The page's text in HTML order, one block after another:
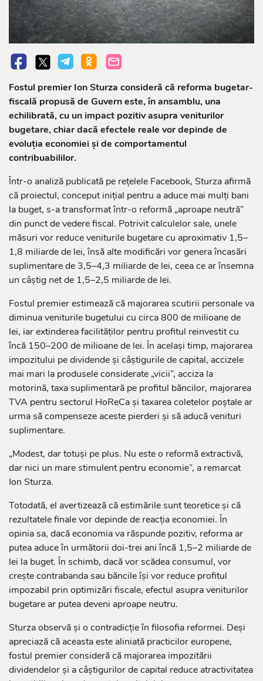
Fostul premier Ion Sturza consideră că reforma bugetar-
fiscală propusă de Guvern este, în ansamblu, una
echilibrată, cu un impact pozitiv asupra veniturilor
bugetare, chiar dacă efectele reale vor depinde de
evoluția economiei și de comportamentul
contribuabililor.
Într-o analiză publicată pe rețelele Facebook, Sturza afirmă
că proiectul, conceput inițial pentru a aduce mai mulți bani
la buget, s-a transformat într-o reformă „aproape neutră”
din punct de vedere fiscal. Potrivit calculelor sale, unele
măsuri vor reduce veniturile bugetare cu aproximativ 1,5–
1,8 miliarde de lei, însă alte modificări vor genera încasări
suplimentare de 3,5–4,3 miliarde de lei, ceea ce ar însemna
un câștig net de 1,5–2,5 miliarde de lei.
Fostul premier estimează că majorarea scutirii personale va
diminua veniturile bugetului cu circa 800 de milioane de
lei, iar extinderea facilităților pentru profitul reinvestit cu
încă 150–200 de milioane de lei. În același timp, majorarea
impozitului pe dividende și câștigurile de capital, accizele
mai mari la produsele considerate „vicii”, acciza la
motorină, taxa suplimentară pe profitul băncilor, majorarea
TVA pentru sectorul HoReCa și taxarea coletelor poștale ar
urma să compenseze aceste pierderi și să aducă venituri
suplimentare.
„Modest, dar totuși pe plus. Nu este o reformă extractivă,
dar nici un mare stimulent pentru economie”, a remarcat
Ion Sturza.
Totodată, el avertizează că estimările sunt teoretice și că
rezultatele finale vor depinde de reacția economiei. În
opinia sa, dacă economia va răspunde pozitiv, reforma ar
putea aduce în următorii doi-trei ani încă 1,5–2 miliarde de
lei la buget. În schimb, dacă vor scădea consumul, vor
crește contrabanda sau băncile își vor reduce profitul
impozabil prin optimizări fiscale, efectul asupra veniturilor
bugetare ar putea deveni aproape neutru.
Sturza observă și o contradicție în filosofia reformei. Deși
apreciază că aceasta este aliniată practicilor europene,
fostul premier consideră că majorarea impozitării
dividendelor și a câștigurilor de capital reduce atractivitatea